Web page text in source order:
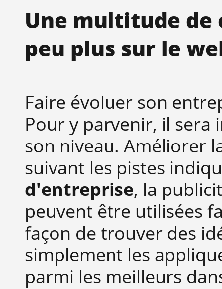
Une multitude de
peu plus sur le
Faire évoluer son
Pour y parvenir, il
son niveau. Améliorer
suivant les pistes
d'entreprise, la
peuvent être utilisées
façon de trouver des
simplement les
parmi les meilleurs